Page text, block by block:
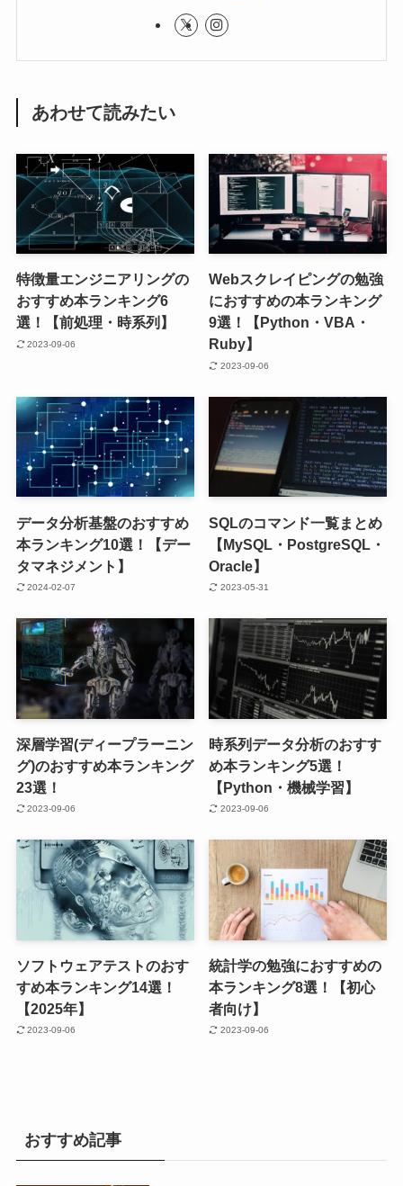
あわせて読みたい
特徴量エンジニアリングの
おすすめ本ランキング6
選！【前処理・時系列】
2023-09-06
Webスクレイピングの勉強
におすすめの本ランキング
9選！【Python・VBA・
Ruby】
2023-09-06
データ分析基盤のおすすめ
本ランキング10選！【デー
タマネジメント】
2024-02-07
SQLのコマンド一覧まとめ
【MySQL・PostgreSQL・
Oracle】
2023-05-31
深層学習(ディープラーニン
グ)のおすすめ本ランキング
23選！
2023-09-06
時系列データ分析のおすす
め本ランキング5選！
【Python・機械学習】
2023-09-06
ソフトウェアテストのおす
すめ本ランキング14選！
【2025年】
2023-09-06
統計学の勉強におすすめの
本ランキング8選！【初心
者向け】
2023-09-06
おすすめ記事